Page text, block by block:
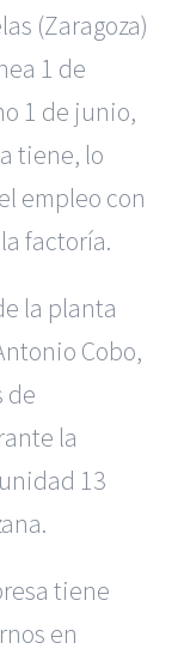
(Zaragoza)
1 de
1 de junio,
tiene, lo
empleo con
factoría.
la planta
Cobo,
de
la
13
tiene
en